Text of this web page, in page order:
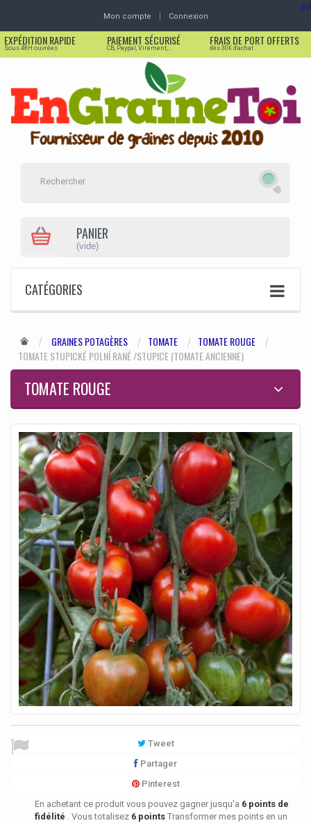
Mon compte Connexion
EXPÉDITION RAPIDE
Sous 48H ouvrées
PAIEMENT SÉCURISÉ
CB, Paypal, Virement,...
FRAIS DE PORT OFFERTS
dès 30€ d'achat
PANIER
(vide)
CATÉGORIES
GRAINES POTAGÈRES TOMATE
TOMATE ROUGE
TOMATE STUPICKÉ POLNÍ RANÉ /STUPICE (TOMATE ANCIENNE)
TOMATE ROUGE
Tweet
Partager
Pinterest
En achetant ce produit vous pouvez gagner jusqu'a 6 points de
fidélité . Vous totalisez 6 points Transformer mes points en un